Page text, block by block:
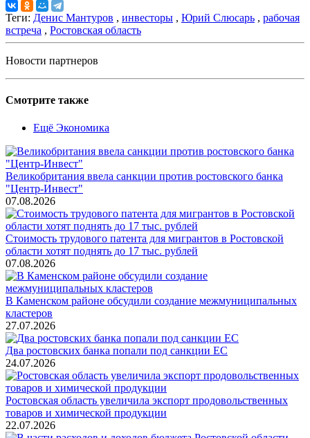
Теги: Денис Мантуров , инвесторы , Юрий Слюсарь , рабочая
встреча , Ростовская область
Новости партнеров
Смотрите также
Ещё Экономика
Великобритания ввела санкции против ростовского банка
"Центр-Инвест"
07.08.2026
Стоимость трудового патента для мигрантов в Ростовской
области хотят поднять до 17 тыс. рублей
07.08.2026
В Каменском районе обсудили создание межмуниципальных
кластеров
27.07.2026
Два ростовских банка попали под санкции ЕС
24.07.2026
Ростовская область увеличила экспорт продовольственных
товаров и химической продукции
22.07.2026